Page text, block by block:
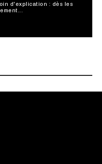
d'explication : dès les